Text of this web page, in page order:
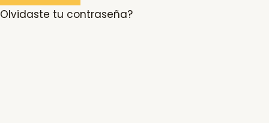
Olvidaste tu contraseña?